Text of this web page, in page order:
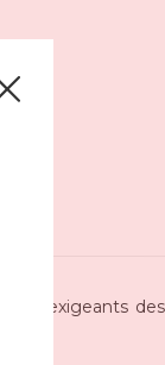
exigeants